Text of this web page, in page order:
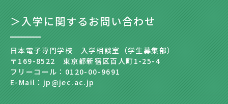
＞入学に関するお問い合わせ
日本電子専門学校 入学相談室（学生募集部）
〒169-8522 東京都新宿区百人町1-25-4
フリーコール：0120-00-9691
E-Mail：jp@jec.ac.jp